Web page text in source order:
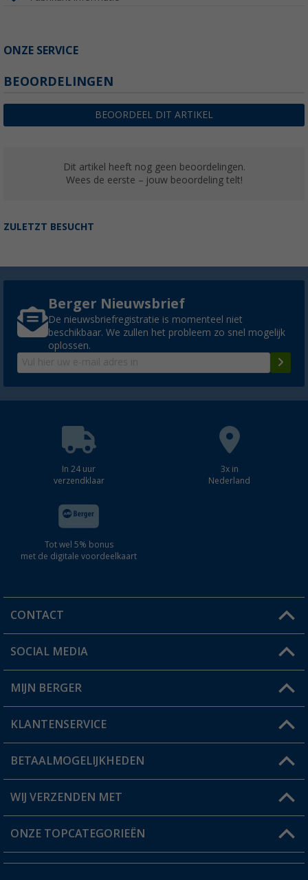
ONZE SERVICE
BEOORDELINGEN
BEOORDEEL DIT ARTIKEL
Dit artikel heeft nog geen beoordelingen.
Wees de eerste – jouw beoordeling telt!
ZULETZT BESUCHT
Berger Nieuwsbrief
De nieuwsbriefregistratie is momenteel niet
beschikbaar. We zullen het probleem zo snel mogelijk
oplossen.
In 24 uur
verzendklaar
3x in
Nederland
Tot wel 5% bonus
met de digitale voordeelkaart
CONTACT
Een vraag?
Winkel vinden
SOCIAL MEDIA
MIJN BERGER
Mijn account
Status bestelling
Verlanglijstje
KLANTENSERVICE
FAQ & Contact
Verzendinformatie
Catalogus
BETAALMOGELIJKHEDEN
WIJ VERZENDEN MET
ONZE TOPCATEGORIEËN